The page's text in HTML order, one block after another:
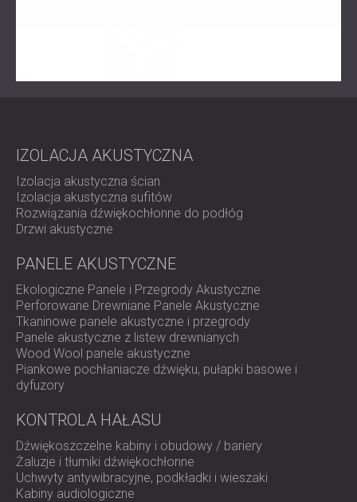
firmą POTICHU.
IZOLACJA AKUSTYCZNA
Izolacja akustyczna ścian
Izolacja akustyczna sufitów
Rozwiązania dźwiękochłonne do podłóg
Drzwi akustyczne
PANELE AKUSTYCZNE
Ekologiczne Panele i Przegrody Akustyczne
Perforowane Drewniane Panele Akustyczne
Tkaninowe panele akustyczne i przegrody
Panele akustyczne z listew drewnianych
Wood Wool panele akustyczne
Piankowe pochłaniacze dźwięku, pułapki basowe i
dyfuzory
KONTROLA HAŁASU
Dźwiękoszczelne kabiny i obudowy / bariery
Żaluzje i tłumiki dźwiękochłonne
Uchwyty antywibracyjne, podkładki i wieszaki
Kabiny audiologiczne